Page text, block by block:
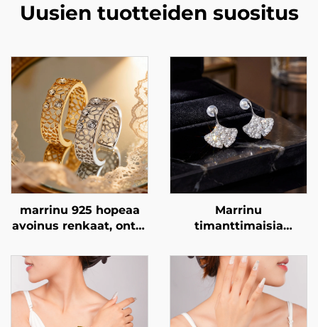
Uusien tuotteiden suositus
marrinu 925 hopeaa
avoinus renkaat, ontto
renkaat,
eksklusiivinen
ylellisyys
mukautettava rengas
BXRAG001
Marrinu
timanttimaisia
ginkgo-lehden
muotoinen korvakoru |
925-
hopeaa käyttävä